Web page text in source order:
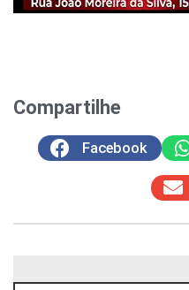
Compartilhe
Facebook